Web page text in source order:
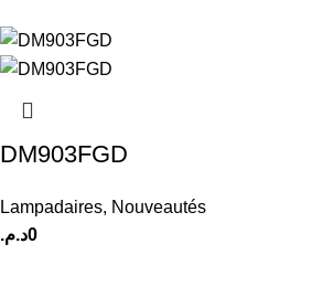
DM903FGD
Lampadaires, Nouveautés
0د.م.